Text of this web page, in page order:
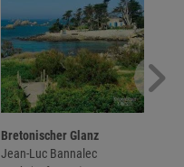
Bretonischer Glanz
Jean-Luc Bannalec